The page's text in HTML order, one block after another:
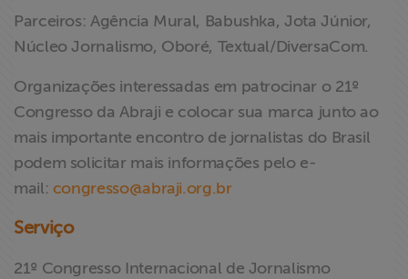
Parceiros: Agência Mural, Babushka, Jota Júnior,
Núcleo Jornalismo, Oboré, Textual/DiversaCom.
Organizações interessadas em patrocinar o 21º
Congresso da Abraji e colocar sua marca junto ao
mais importante encontro de jornalistas do Brasil
podem solicitar mais informações pelo e-
mail: congresso@abraji.org.br
Serviço
21º Congresso Internacional de Jornalismo